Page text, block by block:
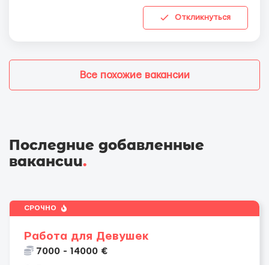
Откликнуться
Все похожие вакансии
Последние добавленные
вакансии.
СРОЧНО
Работа для Девушек
7000 - 14000 €